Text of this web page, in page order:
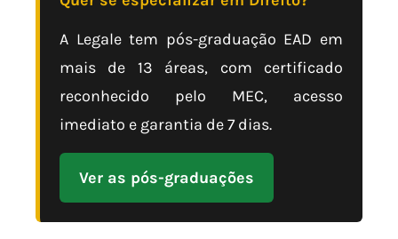
A Legale tem pós-graduação EAD em
mais de 13 áreas, com certificado
reconhecido pelo MEC, acesso
imediato e garantia de 7 dias.
Ver as pós-graduações